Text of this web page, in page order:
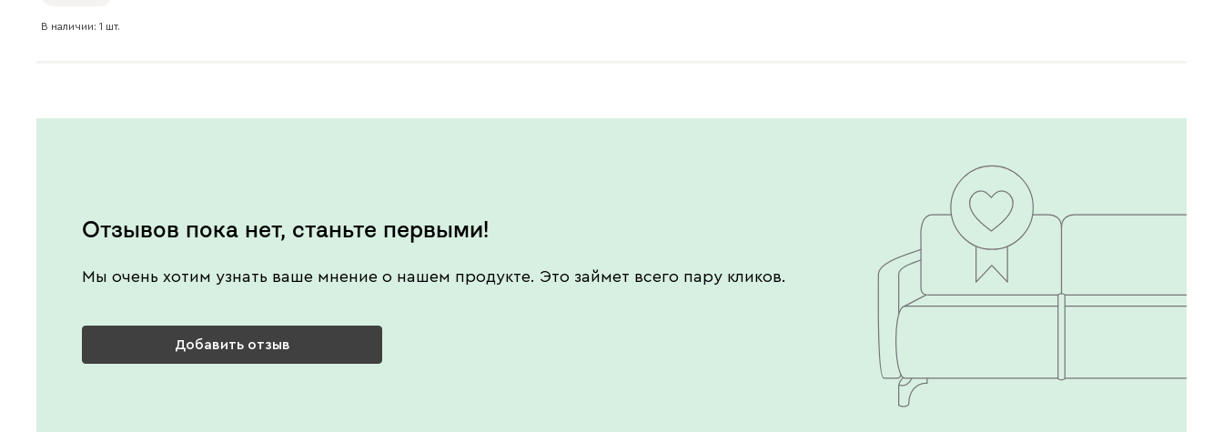
В наличии: 1 шт.
Отзывов пока нет, станьте первыми!
Мы очень хотим узнать ваше мнение о нашем продукте. Это займет всего пару кликов.
Добавить отзыв